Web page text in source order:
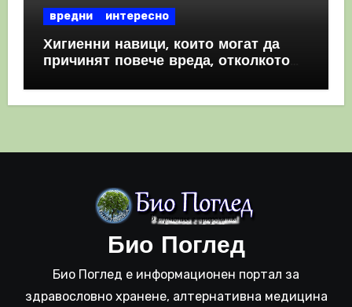
вредни интересно
Хигиенни навици, които могат да
причинят повече вреда, отколкото
Био Поглед
Био Поглед е информационен портал за
здравословно хранене, алтернативна медицина